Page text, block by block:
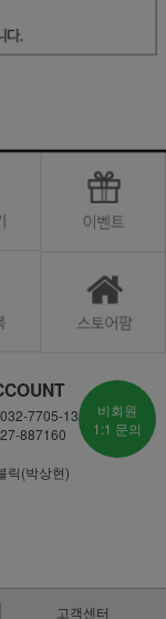
7705-13
887160
릭(박상현)
비회원
1:1 문의
고객센터